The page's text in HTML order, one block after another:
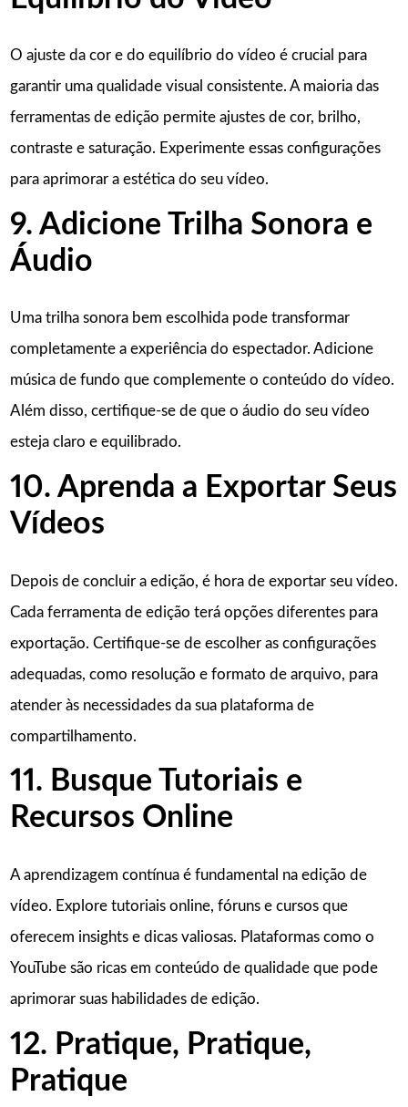
O ajuste da cor e do equilíbrio do vídeo é crucial para
garantir uma qualidade visual consistente. A maioria das
ferramentas de edição permite ajustes de cor, brilho,
contraste e saturação. Experimente essas configurações
para aprimorar a estética do seu vídeo.
9. Adicione Trilha Sonora e
Áudio
Uma trilha sonora bem escolhida pode transformar
completamente a experiência do espectador. Adicione
música de fundo que complemente o conteúdo do vídeo.
Além disso, certifique-se de que o áudio do seu vídeo
esteja claro e equilibrado.
10. Aprenda a Exportar Seus
Vídeos
Depois de concluir a edição, é hora de exportar seu vídeo.
Cada ferramenta de edição terá opções diferentes para
exportação. Certifique-se de escolher as configurações
adequadas, como resolução e formato de arquivo, para
atender às necessidades da sua plataforma de
compartilhamento.
11. Busque Tutoriais e
Recursos Online
A aprendizagem contínua é fundamental na edição de
vídeo. Explore tutoriais online, fóruns e cursos que
oferecem insights e dicas valiosas. Plataformas como o
YouTube são ricas em conteúdo de qualidade que pode
aprimorar suas habilidades de edição.
12. Pratique, Pratique,
Pratique